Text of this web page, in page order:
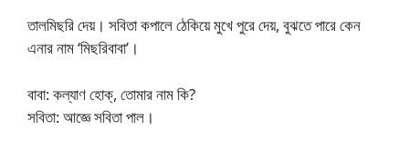
তালমিছরি দেয়। সবিতা কপালে ঠেকিয়ে মুখে পুরে দেয়, বুঝতে পারে কেন
এনার নাম ‘মিছরিবাবা’।
বাবা: কল্যাণ হোক্, তোমার নাম কি?
সবিতা: আজ্ঞে সবিতা পাল।